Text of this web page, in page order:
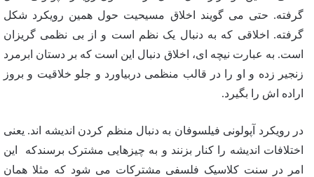
گرفته. حتی می گویند اخلاق مسیحیت حول همین رویکرد شکل
گرفته. اخلاقی که به دنبال یک نظم است و از بی نظمی گریزان
است. به عبارت نیچه ای، اخلاق دنبال این است که بر دستان ابرمرد
زنجیر زده و او را در قالب منظمی دربیاورد و جلو خلاقیت و بروز
اراده اش را بگیرد.
در رویکرد آپولونی فیلسوفان به دنبال منظم کردن اندیشه اند. یعنی
اختلافات اندیشه را کنار بزنند و به چیزهایی مشترک برسندکه این
امر در سنت کلاسیک فلسفی مشترکات می شود که مثلا همان